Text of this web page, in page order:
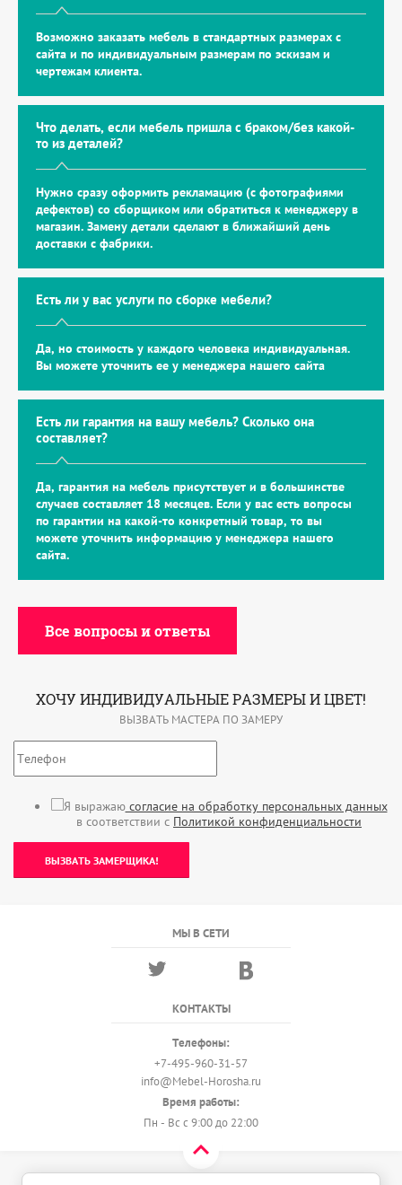
Возможно заказать мебель в стандартных размерах с
сайта и по индивидуальным размерам по эскизам и
чертежам клиента.
Что делать, если мебель пришла с браком/без какой-
то из деталей?
Нужно сразу оформить рекламацию (с фотографиями
дефектов) со сборщиком или обратиться к менеджеру в
магазин. Замену детали сделают в ближайший день
доставки с фабрики.
Есть ли у вас услуги по сборке мебели?
Да, но стоимость у каждого человека индивидуальная.
Вы можете уточнить ее у менеджера нашего сайта
Есть ли гарантия на вашу мебель? Сколько она
составляет?
Да, гарантия на мебель присутствует и в большинстве
случаев составляет 18 месяцев. Если у вас есть вопросы
по гарантии на какой-то конкретный товар, то вы
можете уточнить информацию у менеджера нашего
сайта.
Все вопросы и ответы
ХОЧУ ИНДИВИДУАЛЬНЫЕ РАЗМЕРЫ И ЦВЕТ!
ВЫЗВАТЬ МАСТЕРА ПО ЗАМЕРУ
Я выражаюсогласие на обработку персональных данных
в соответствии с Политикой конфиденциальности
ВЫЗВАТЬ ЗАМЕРЩИКА!
МЫ В СЕТИ
КОНТАКТЫ
Телефоны:
+7-495-960-31-57
info@Mebel-Horosha.ru
Время работы:
Пн - Вс с 9:00 до 22:00